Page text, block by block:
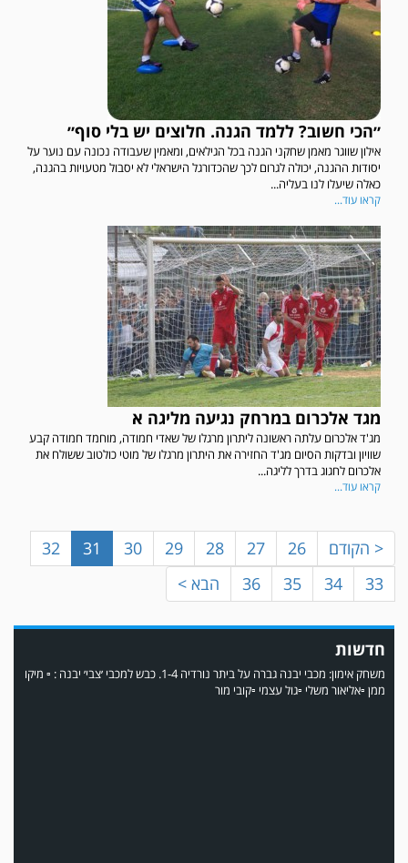
״הכי חשוב? ללמד הגנה. חלוצים יש בלי סוף״
אילון שווגר מאמן שחקני הגנה בכל הגילאים, ומאמין שעבודה נכונה עם נוער על
יסודות ההגנה, יכולה לגרום לכך שהכדורגל הישראלי לא יסבול מטעויות בהגנה,
כאלה שיעלו לנו בעליה...
קראו עוד...
מגד אלכרום במרחק נגיעה מליגה א
מג'ד אלכרום עלתה ראשונה ליתרון מרגלו של שאדי חמודה, מוחמד חמודה קבע
שוויון ובדקות הסיום מג'ד החזירה את היתרון מרגלו של מוטי כולטוב ששולח את
אלכרום לחגוג בדרך לליגה...
קראו עוד...
< הקודם 26
27
28
29
30
31
32
33
34
35
36 הבא >
חדשות
משחק אימון: שמשון ת"א גברה על קרית מלאכי 0-2.
משחק אימון: מכבי יבנה גברה על ביתר נורדיה 1-4. כבש למכבי ׳צבי׳ יבנה : ▫️ מיקו
ממן ▫️אליאור משלי ▫️גול עצמי ▫️קובי מור